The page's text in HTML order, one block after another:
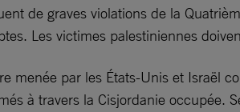
de graves violations de la
Les victimes palestiniennes
menée par les États-Unis et Israël
à travers la Cisjordanie